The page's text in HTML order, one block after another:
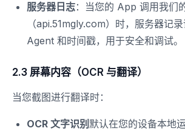
服务器日志：当您的 App 调用我们
（api.51mgly.com）时，服务器记
Agent 和时间戳，用于安全和调试。
2.3 屏幕内容（OCR 与翻译）
当您截图进行翻译时：
OCR 文字识别 默认在您的设备本地